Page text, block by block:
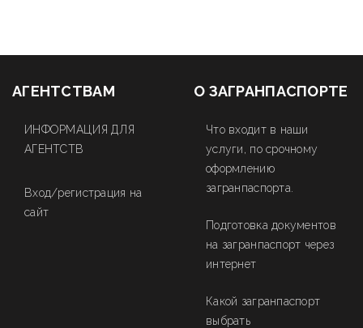
АГЕНТСТВАМ
ИНФОРМАЦИЯ ДЛЯ
АГЕНТСТВ
Вход/регистрация на
сайт
О ЗАГРАНПАСПОРТЕ
Что входит в наши
услуги, по срочному
оформлению
загранпаспорта.
Подготовка документов
на загранпаспорт через
интернет
Какой загранпаспорт
выбрать